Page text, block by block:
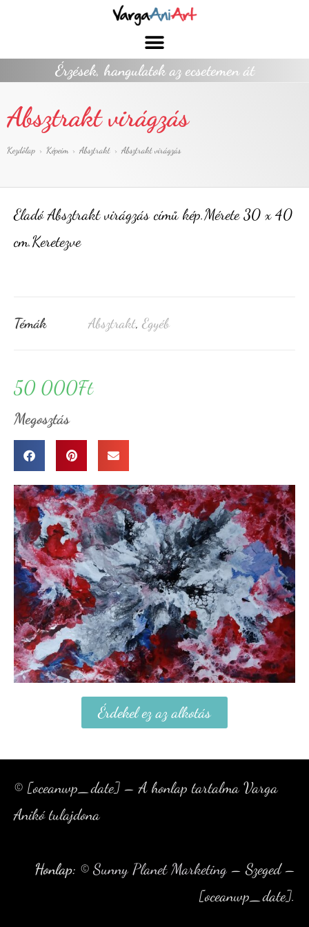
Érzések, hangulatok az ecsetemen át
Absztrakt virágzás
Kezdőlap > Képeim > Absztrakt > Absztrakt virágzás
Eladó Absztrakt virágzás című kép.Mérete 30 x 40
cm.Keretezve
Témák Absztrakt, Egyéb
50 000Ft
Megosztás
Érdekel ez az alkotás
© [oceanwp_date] – A honlap tartalma Varga
Anikó tulajdona
Honlap: © Sunny Planet Marketing – Szeged –
[oceanwp_date].